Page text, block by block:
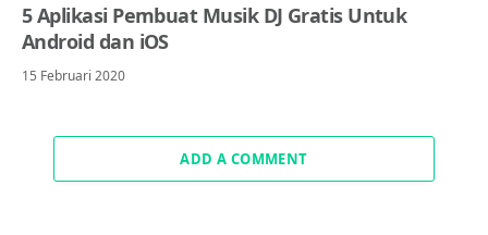
5 Aplikasi Pembuat Musik DJ Gratis Untuk
Android dan iOS
15 Februari 2020
ADD A COMMENT